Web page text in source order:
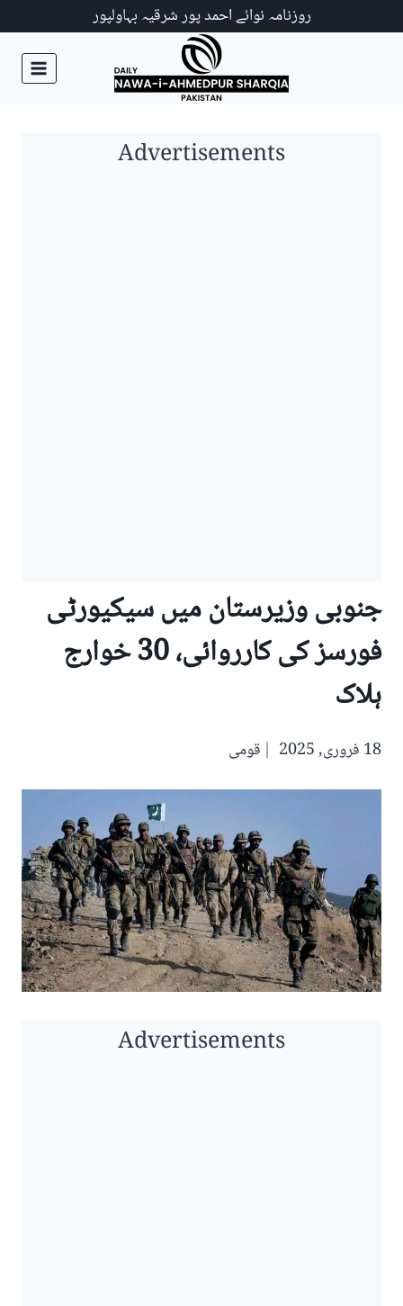
روزنامہ نوائے احمد پور شرقیہ بہاولپور
Advertisements
جنوبی وزیرستان میں سیکیورٹی
فورسز کی کارروائی، 30 خوارج
ہلاک
18 فروری, 2025 قومی
Advertisements